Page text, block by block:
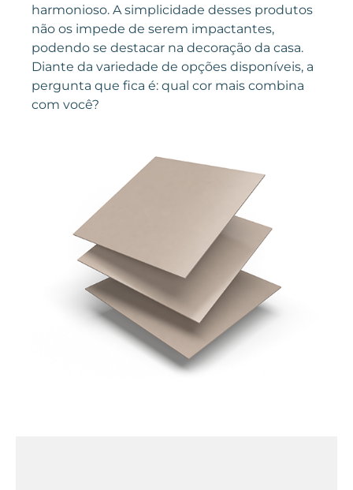
harmonioso. A simplicidade desses produtos
não os impede de serem impactantes,
podendo se destacar na decoração da casa.
Diante da variedade de opções disponíveis, a
pergunta que fica é: qual cor mais combina
com você?